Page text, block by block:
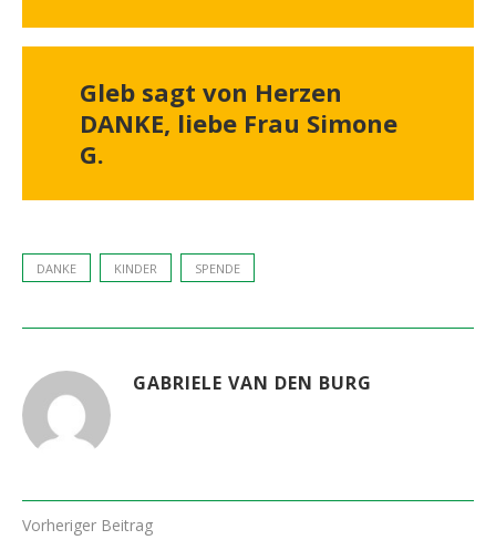
Gleb sagt von Herzen
DANKE, liebe Frau Simone
G.
DANKE KINDER SPENDE
GABRIELE VAN DEN BURG
Vorheriger Beitrag